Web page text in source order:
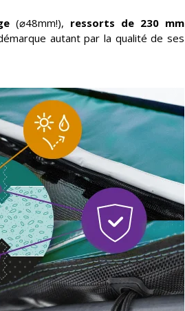
(⌀48mm!), ressorts de 230 mm
autant par la qualité de ses